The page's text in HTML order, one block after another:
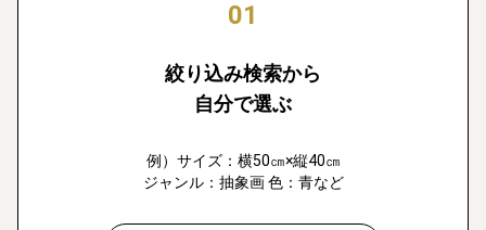
01
絞り込み検索から
自分で選ぶ
例）サイズ：横50㎝×縦40㎝
ジャンル：抽象画 色：青など